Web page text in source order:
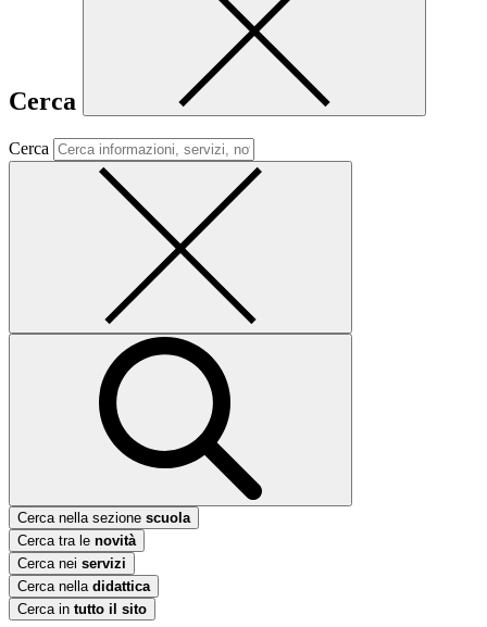
Cerca
Cerca
Cerca nella sezione scuola
Cerca tra le novità
Cerca nei servizi
Cerca nella didattica
Cerca in tutto il sito